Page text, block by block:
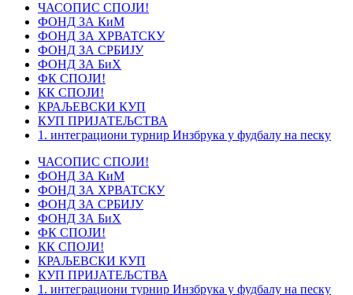
ЧАСОПИС СПОЈИ!
ФОНД ЗА КиМ
ФОНД ЗА ХРВАТСКУ
ФОНД ЗА СРБИЈУ
ФОНД ЗА БиХ
ФК СПОЈИ!
КК СПОЈИ!
КРАЉЕВСКИ КУП
КУП ПРИЈАТЕЉСТВА
1. интеграциони турнир Инзбрука у фудбалу на песку
ЧАСОПИС СПОЈИ!
ФОНД ЗА КиМ
ФОНД ЗА ХРВАТСКУ
ФОНД ЗА СРБИЈУ
ФОНД ЗА БиХ
ФК СПОЈИ!
КК СПОЈИ!
КРАЉЕВСКИ КУП
КУП ПРИЈАТЕЉСТВА
1. интеграциони турнир Инзбрука у фудбалу на песку